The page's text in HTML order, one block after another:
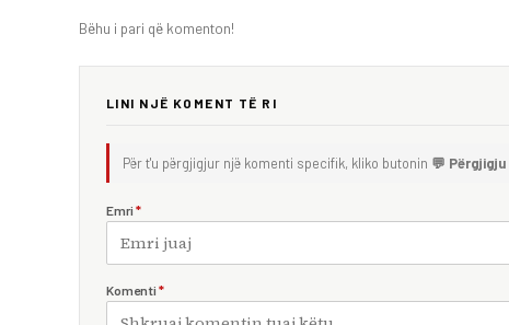
Bëhu i pari që komenton!
LINI NJË KOMENT TË RI
Për t'u përgjigjur një komenti specifik, kliko butonin 💬 Përgjigju
Emri *
Komenti *